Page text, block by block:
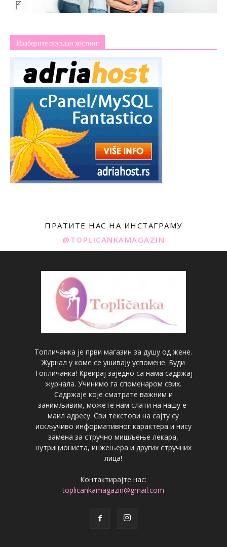
Изаберите поуздан хостинг
ПРАТИТЕ НАС НА ИНСТАГРАМУ
@TOPLICANKAMAGAZIN
Топличанка је први магазин за душу од жене.
Журнал у коме се ушивају успомене. Буди
Топличанка! Креирај заједно са нама садржај
журнала. Учинимо га споменаром свих.
Садржаје које сматрате важним и
занимљивим, можете нам слати на нашу е-
маил адресу. Сви текстови на сајту су
искључиво информативног карактера и нису
замена за стручно мишљење лекара,
нутрициониста, инжењера и других стручних
лица!
Контактирајте нас:
toplicankamagazin@gmail.com